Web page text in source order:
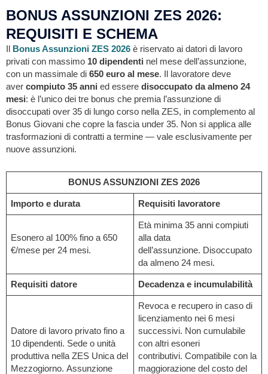
BONUS ASSUNZIONI ZES 2026:
REQUISITI E SCHEMA
Bonus Assunzioni ZES 2026 è riservato ai datori di lavoro
privati con massimo 10 dipendenti nel mese dell’assunzione,
con un massimale di 650 euro al mese. Il lavoratore deve
aver compiuto 35 anni ed essere disoccupato da almeno 24
mesi: è l’unico dei tre bonus che premia l’assunzione di
disoccupati over 35 di lungo corso nella ZES, in complemento al
Bonus Giovani che copre la fascia under 35. Non si applica alle
trasformazioni di contratti a termine — vale esclusivamente per
nuove assunzioni.
BONUS ASSUNZIONI ZES 2026
Importo e durata Requisiti lavoratore
Esonero al 100% fino a 650
€/mese per 24 mesi.
Età minima 35 anni compiuti
alla data
dell’assunzione. Disoccupato
da almeno 24 mesi.
Requisiti datore Decadenza e incumulabilità
Datore di lavoro privato fino a
10 dipendenti. Sede o unità
produttiva nella ZES Unica del
Mezzogiorno. Assunzione
Revoca e recupero in caso di
licenziamento nei 6 mesi
successivi. Non cumulabile
con altri esoneri
contributivi. Compatibile con la
maggiorazione del costo del